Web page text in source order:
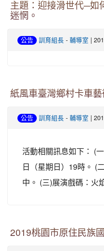
主題：迎接滑世代─如
迷惘。
公告 訓育組長 - 輔導室 |
紙風車臺灣鄉村卡車藝
公告 訓育組長 - 輔導室 |
活動相關訊息如下： (
日（星期日）19時。 (
中。 (三)展演戲碼：火
2019桃園市原住民族